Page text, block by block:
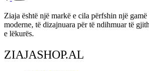
Ziaja është një markë e cila përfshin një
moderne, të dizajnuara për të ndihmuar të
e lëkurës.
ZIAJASHOP.AL